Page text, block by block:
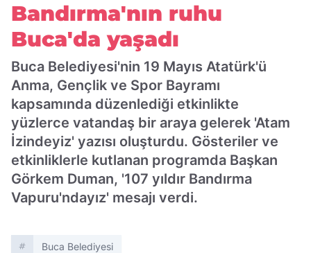
Bandırma'nın ruhu
Buca'da yaşadı
Buca Belediyesi'nin 19 Mayıs Atatürk'ü
Anma, Gençlik ve Spor Bayramı
kapsamında düzenlediği etkinlikte
yüzlerce vatandaş bir araya gelerek 'Atam
İzindeyiz' yazısı oluşturdu. Gösteriler ve
etkinliklerle kutlanan programda Başkan
Görkem Duman, '107 yıldır Bandırma
Vapuru'ndayız' mesajı verdi.
Buca Belediyesi